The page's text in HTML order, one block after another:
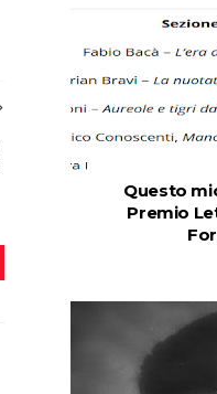
Questo
Premio